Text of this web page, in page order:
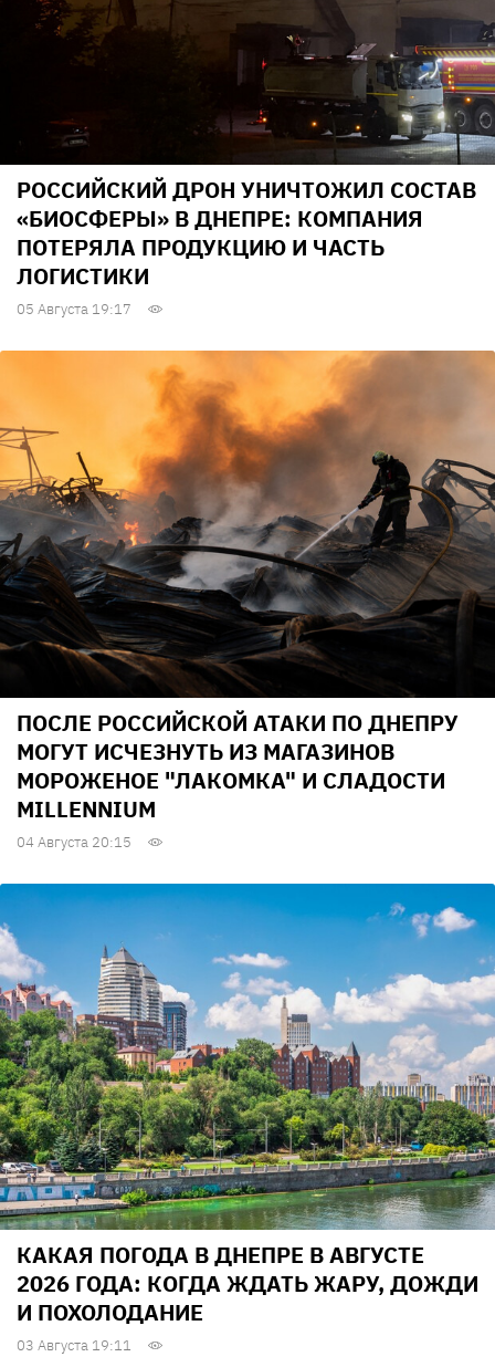
РОССИЙСКИЙ ДРОН УНИЧТОЖИЛ СОСТАВ
«БИОСФЕРЫ» В ДНЕПРЕ: КОМПАНИЯ
ПОТЕРЯЛА ПРОДУКЦИЮ И ЧАСТЬ
ЛОГИСТИКИ
05 Августа 19:17
ПОСЛЕ РОССИЙСКОЙ АТАКИ ПО ДНЕПРУ
МОГУТ ИСЧЕЗНУТЬ ИЗ МАГАЗИНОВ
МОРОЖЕНОЕ "ЛАКОМКА" И СЛАДОСТИ
MILLENNIUM
04 Августа 20:15
КАКАЯ ПОГОДА В ДНЕПРЕ В АВГУСТЕ
2026 ГОДА: КОГДА ЖДАТЬ ЖАРУ, ДОЖДИ
И ПОХОЛОДАНИЕ
03 Августа 19:11